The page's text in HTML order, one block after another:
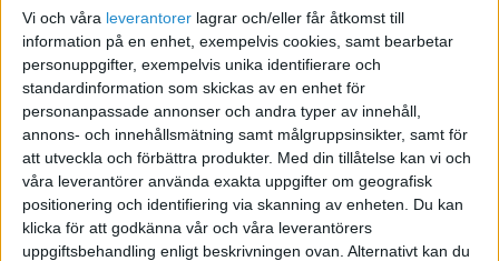
Vi och våra leverantorer lagrar och/eller får åtkomst till
information på en enhet, exempelvis cookies, samt bearbetar
personuppgifter, exempelvis unika identifierare och
standardinformation som skickas av en enhet för
personanpassade annonser och andra typer av innehåll,
annons- och innehållsmätning samt målgruppsinsikter, samt för
att utveckla och förbättra produkter. Med din tillåtelse kan vi och
våra leverantörer använda exakta uppgifter om geografisk
positionering och identifiering via skanning av enheten. Du kan
klicka för att godkänna vår och våra leverantörers
uppgiftsbehandling enligt beskrivningen ovan. Alternativt kan du
Skicka meddelande
TAGGAR
webbsidor